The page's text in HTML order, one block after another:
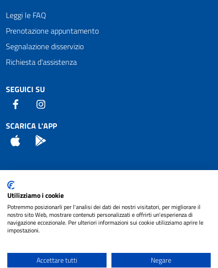
Leggi le FAQ
Prenotazione appuntamento
Segnalazione disservizio
Richiesta d'assistenza
SEGUICI SU
Facebook
SCARICA L'APP
App Store
Attuazione Misure PNRR
Piano di miglioramento del sito
Note legali
cura diNET SMART
Utilizziamo i cookie
Potremmo posizionarli per l'analisi dei dati dei nostri visitatori, per migliorare il
nostro sito Web, mostrare contenuti personalizzati e offrirti un'esperienza di
navigazione eccezionale. Per ulteriori informazioni sui cookie utilizziamo aprire le
impostazioni.
Accettare tutti Negare